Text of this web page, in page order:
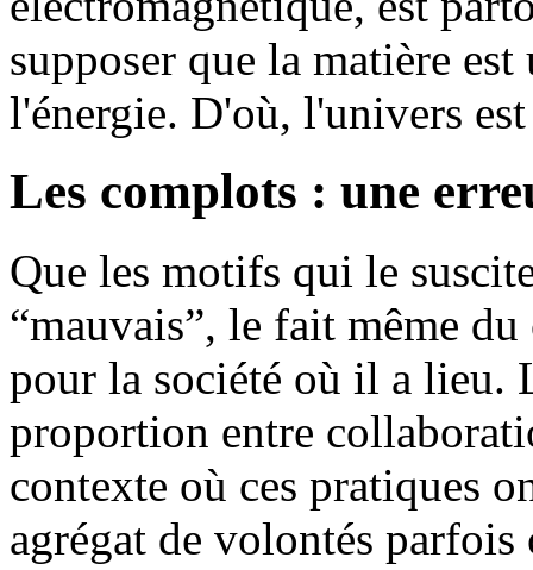
supposer que la matière
l'énergie. D'où, l'univers
Les complots : une
Que les motifs qui le
“mauvais”, le fait même
pour la société où il a lieu.
proportion entre
contexte où ces pratiques
agrégat de volontés